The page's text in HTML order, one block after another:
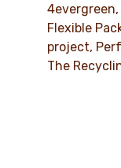
Flexible
project,
The